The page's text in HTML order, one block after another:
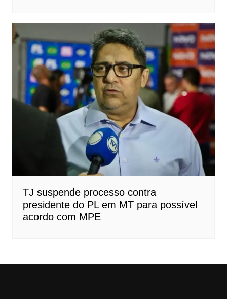
TJ suspende processo contra
presidente do PL em MT para possível
acordo com MPE